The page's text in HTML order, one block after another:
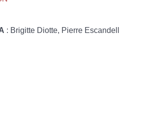
: Brigitte Diotte, Pierre Escandell